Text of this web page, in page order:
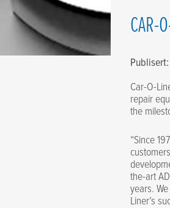
CAR-
Car-O-
repair
the
“Since
the-art
years.
Liner’s